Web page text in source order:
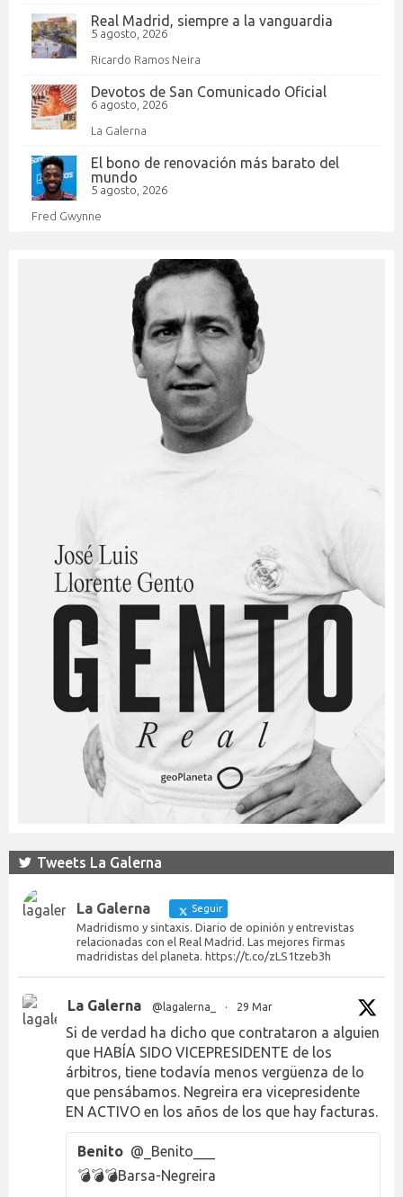
Real Madrid, siempre a la vanguardia
5 agosto, 2026
Ricardo Ramos Neira
Devotos de San Comunicado Oficial
6 agosto, 2026
La Galerna
El bono de renovación más barato del
mundo
5 agosto, 2026
Fred Gwynne
Tweets La Galerna
La Galerna Seguir
Madridismo y sintaxis. Diario de opinión y entrevistas
relacionadas con el Real Madrid. Las mejores firmas
madridistas del planeta. https://t.co/zLS1tzeb3h
La Galerna @lagalerna_ · 29 Mar
Si de verdad ha dicho que contrataron a alguien
que HABÍA SIDO VICEPRESIDENTE de los
árbitros, tiene todavía menos vergüenza de lo
que pensábamos. Negreira era vicepresidente
EN ACTIVO en los años de los que hay facturas.
Benito @_Benito___
💣💣💣Barsa-Negreira